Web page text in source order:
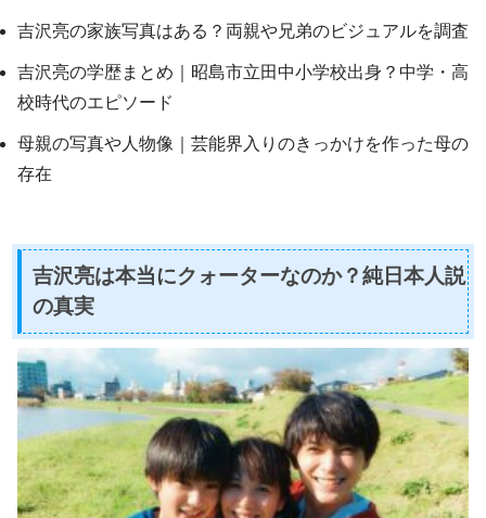
吉沢亮の家族写真はある？両親や兄弟のビジュアルを調査
吉沢亮の学歴まとめ｜昭島市立田中小学校出身？中学・高
校時代のエピソード
母親の写真や人物像｜芸能界入りのきっかけを作った母の
存在
吉沢亮は本当にクォーターなのか？純日本人説
の真実